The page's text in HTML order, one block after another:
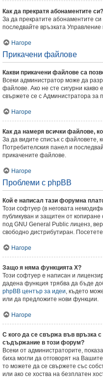
Как да прекратя абонаментите си?
За да прекратите абонаментите
последвайте връзката
Нагоре
Прикачени файлове
Какви прикачени файлове са
Всеки администратор може да
файлове. Ако не сте сигурни
свържете се с Администратора за
Нагоре
Как да намеря всички файлове,
За да видите списък с файловете,
Потребителския панел и
прикачените файлове.
Нагоре
Проблеми с phpBB
Кой е написал тази форумна
Този софтуер (в неговата
публикуван и защитен от копиране
под GNU General Public лиценз,
свободно дистрибутиран. Посетете
Нагоре
Защо я няма функцията X?
Този софтуер е написан и
дадена функция трябва да бъде
phpBB център за идеи, където
или да предложите нови функции.
Нагоре
С кого да се свържа във връзка
съдържание в този форум?
Всеки от администраторите,
биха могли да отговорят на
то можете да се свържете със
или ако се хоства на безплатен